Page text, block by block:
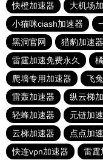
快橙加速器
大机场
小猫咪ciash加速器
黑洞官网
猎豹加速
雷霆加速免费永久
爬墙专用加速器
飞
雷轰加速器
纵云梯
轻蜂加速器
元链加
云梯加速器
点点加
快连vρn加速器
雷霆